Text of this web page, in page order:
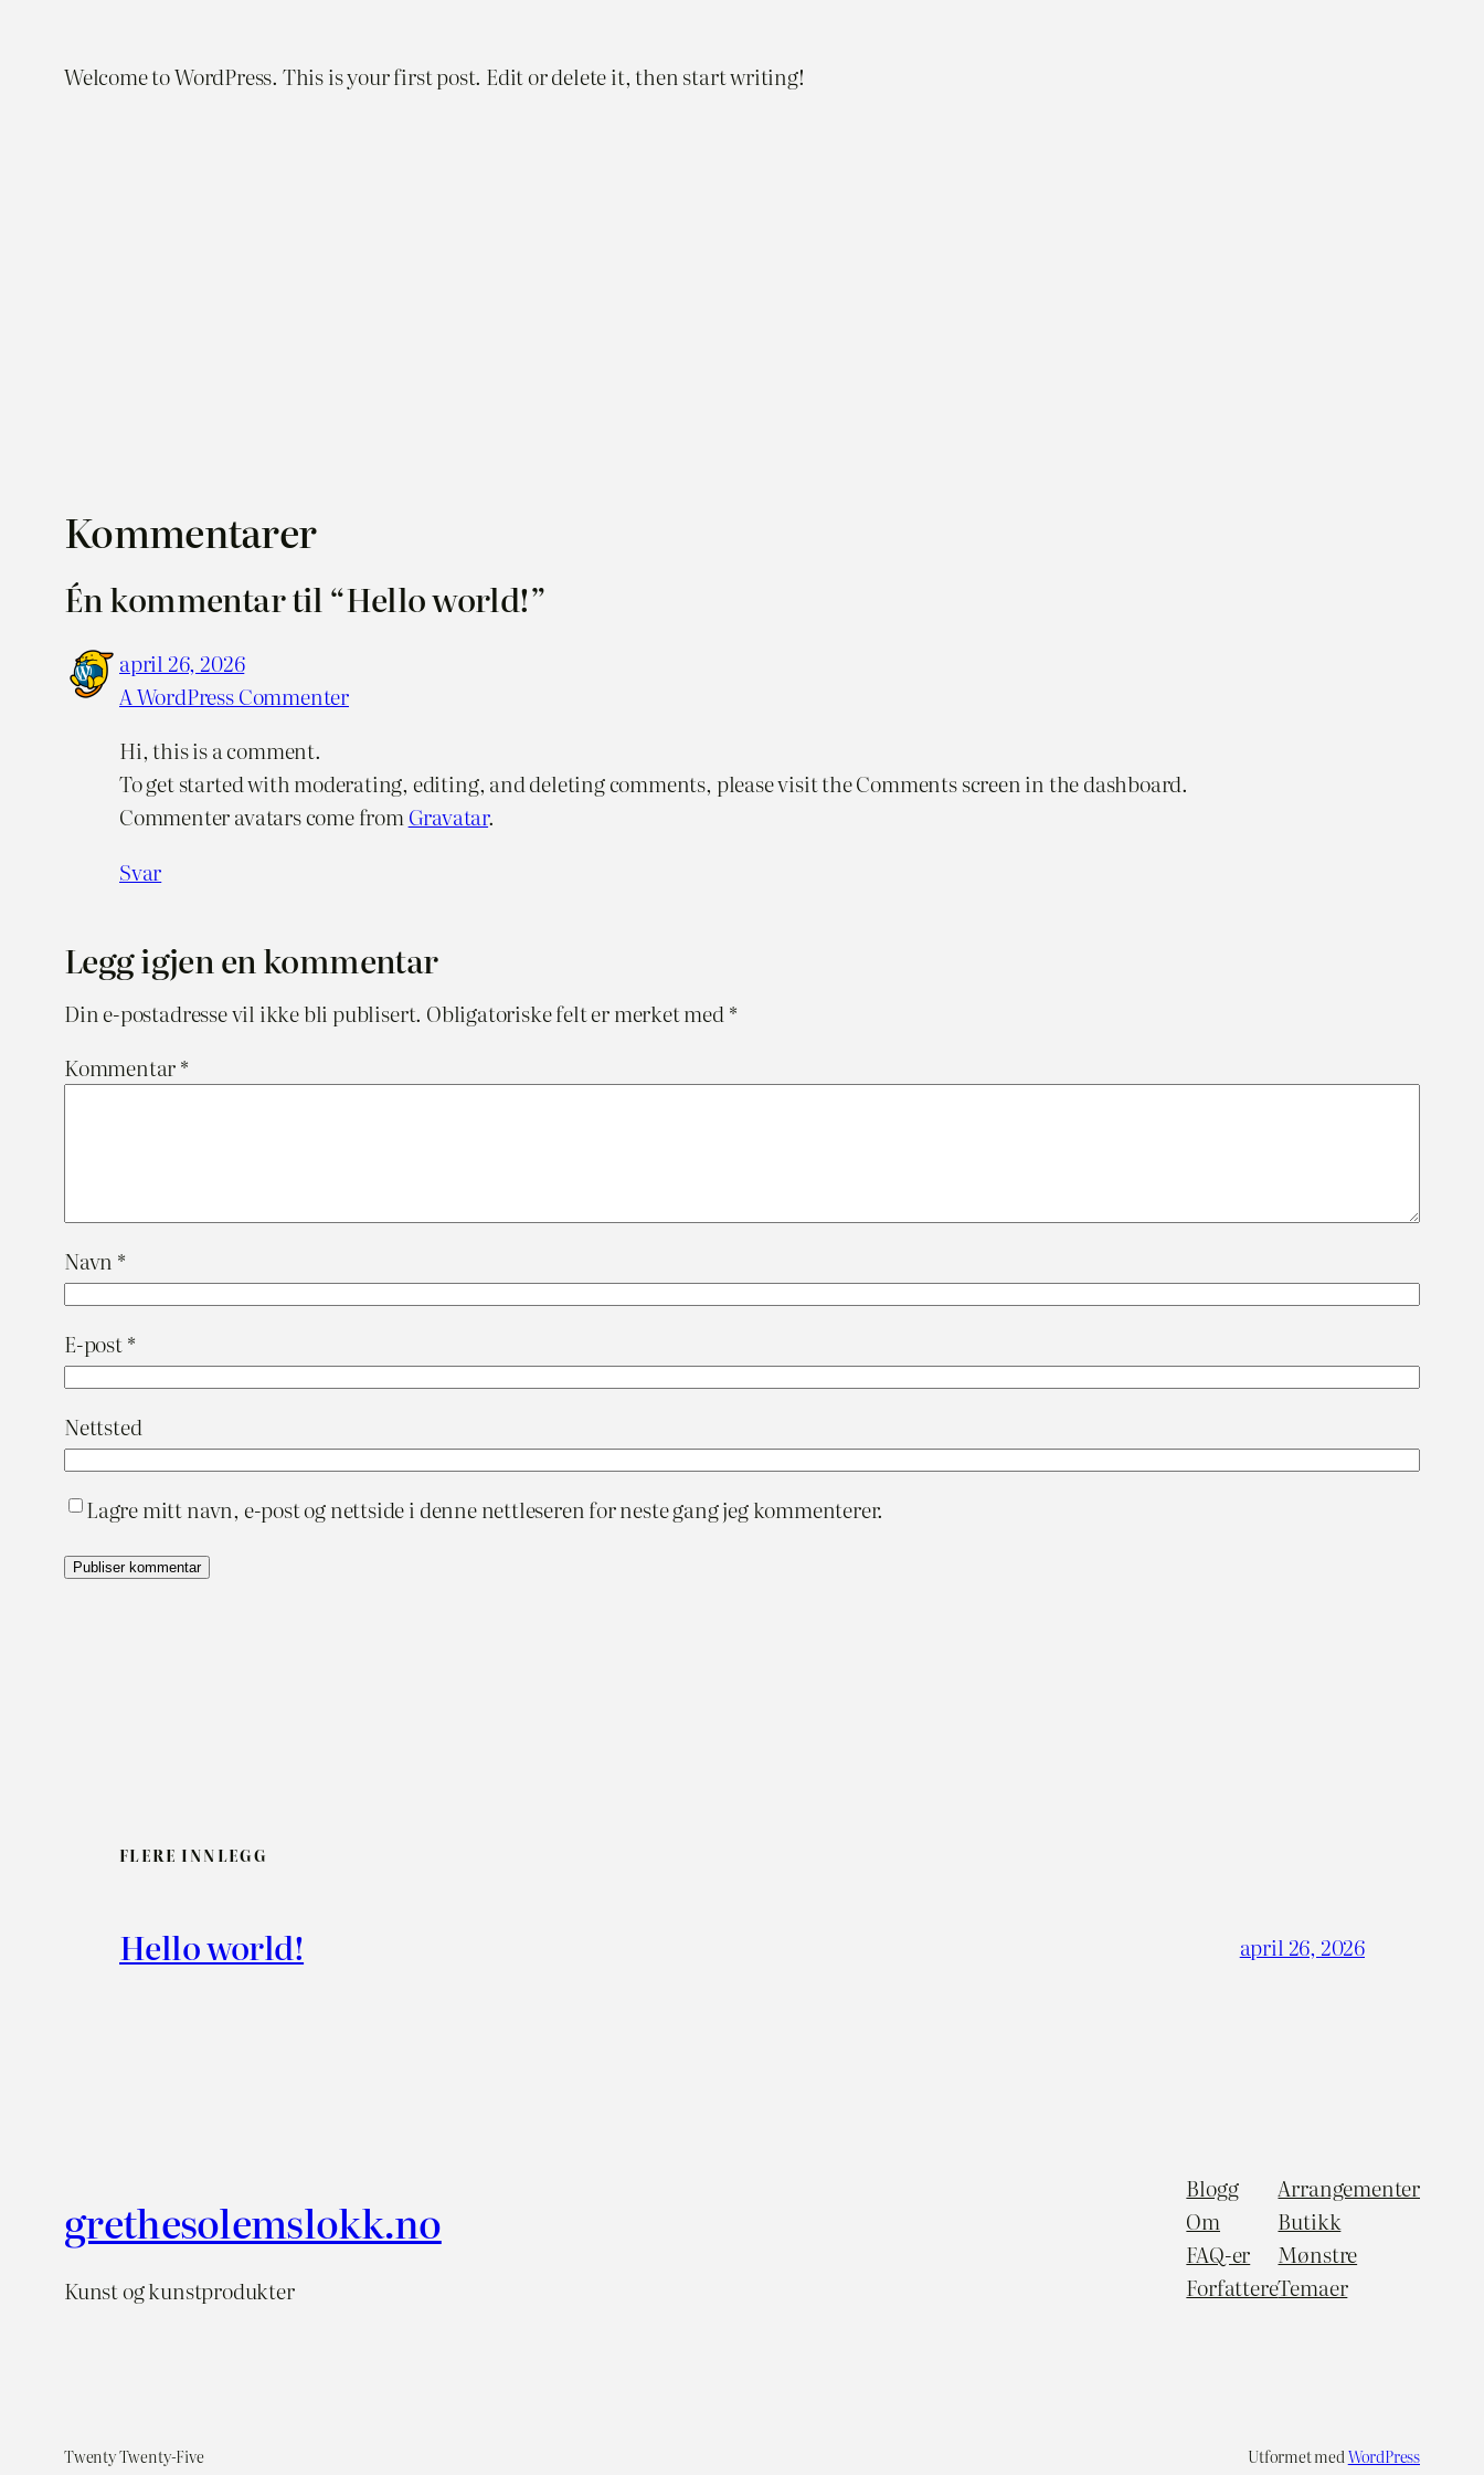
Welcome to WordPress. This is your first post. Edit or delete it, then start writing!
Kommentarer
Én kommentar til “Hello world!”
april 26, 2026
A WordPress Commenter
Hi, this is a comment.
To get started with moderating, editing, and deleting comments, please visit the Comments screen in the dashboard.
Commenter avatars come fromGravatar.
Svar
Legg igjen en kommentar
Din e-postadresse vil ikke bli publisert. Obligatoriske felt er merket med*
Kommentar*
Navn *
E-post*
Nettsted
Lagre mitt navn, e-post og nettside i denne nettleseren for neste gang jeg kommenterer.
FLERE INNLEGG
Hello world! april 26, 2026
grethesolemslokk.no
Kunst og kunstprodukter
Blogg
Om
FAQ-er
Forfattere
Arrangementer
Butikk
Mønstre
Temaer
Twenty Twenty-Five Utformet medWordPress